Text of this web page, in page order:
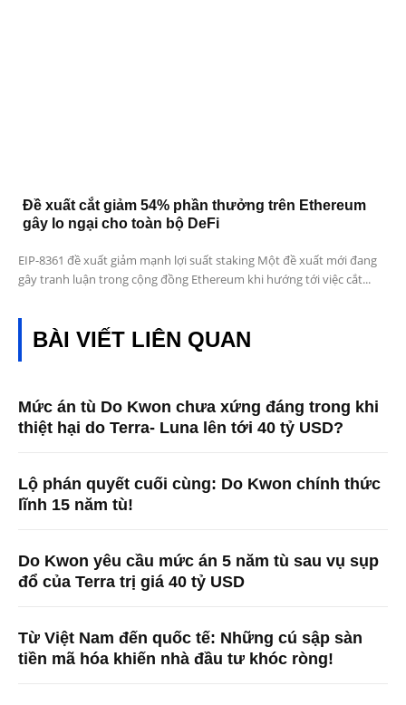
Đề xuất cắt giảm 54% phần thưởng trên Ethereum
gây lo ngại cho toàn bộ DeFi
EIP-8361 đề xuất giảm mạnh lợi suất staking Một đề xuất mới đang
gây tranh luận trong cộng đồng Ethereum khi hướng tới việc cắt...
BÀI VIẾT LIÊN QUAN
Mức án tù Do Kwon chưa xứng đáng trong khi
thiệt hại do Terra- Luna lên tới 40 tỷ USD?
Lộ phán quyết cuối cùng: Do Kwon chính thức
lĩnh 15 năm tù!
Do Kwon yêu cầu mức án 5 năm tù sau vụ sụp
đổ của Terra trị giá 40 tỷ USD
Từ Việt Nam đến quốc tế: Những cú sập sàn
tiền mã hóa khiến nhà đầu tư khóc ròng!